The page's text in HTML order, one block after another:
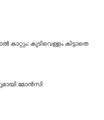
കുടിവെള്ളം കിട്ടാതെ
മോൻസി